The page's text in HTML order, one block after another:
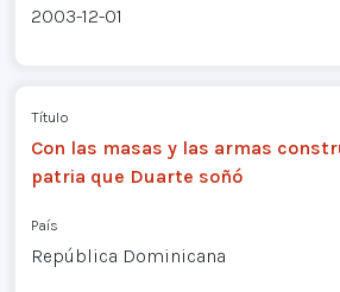
2003-12-01
Título
Con las masas y las armas
patria que Duarte soñó
País
República Dominicana